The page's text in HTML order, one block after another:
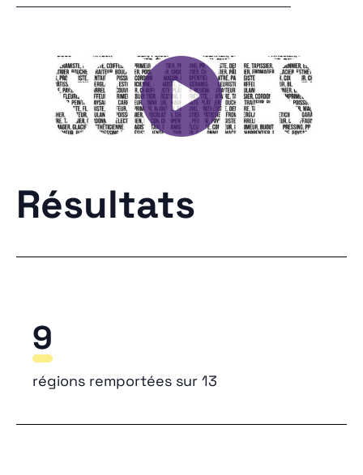
Résultats
9
régions remportées sur 13